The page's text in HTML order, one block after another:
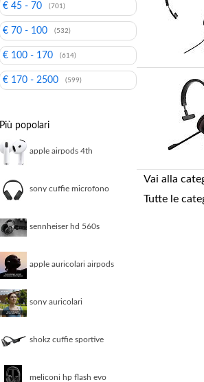
€ 45 - 70 (701)
€ 70 - 100 (532)
€ 100 - 170 (614)
€ 170 - 2500 (599)
Più popolari
apple airpods 4th
sony cuffie microfono
sennheiser hd 560s
apple auricolari airpods
sony auricolari
shokz cuffie sportive
meliconi hp flash evo
Vai alla
Tutte le